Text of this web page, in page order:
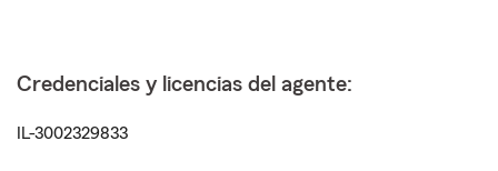
Credenciales y licencias del agente:
IL-3002329833